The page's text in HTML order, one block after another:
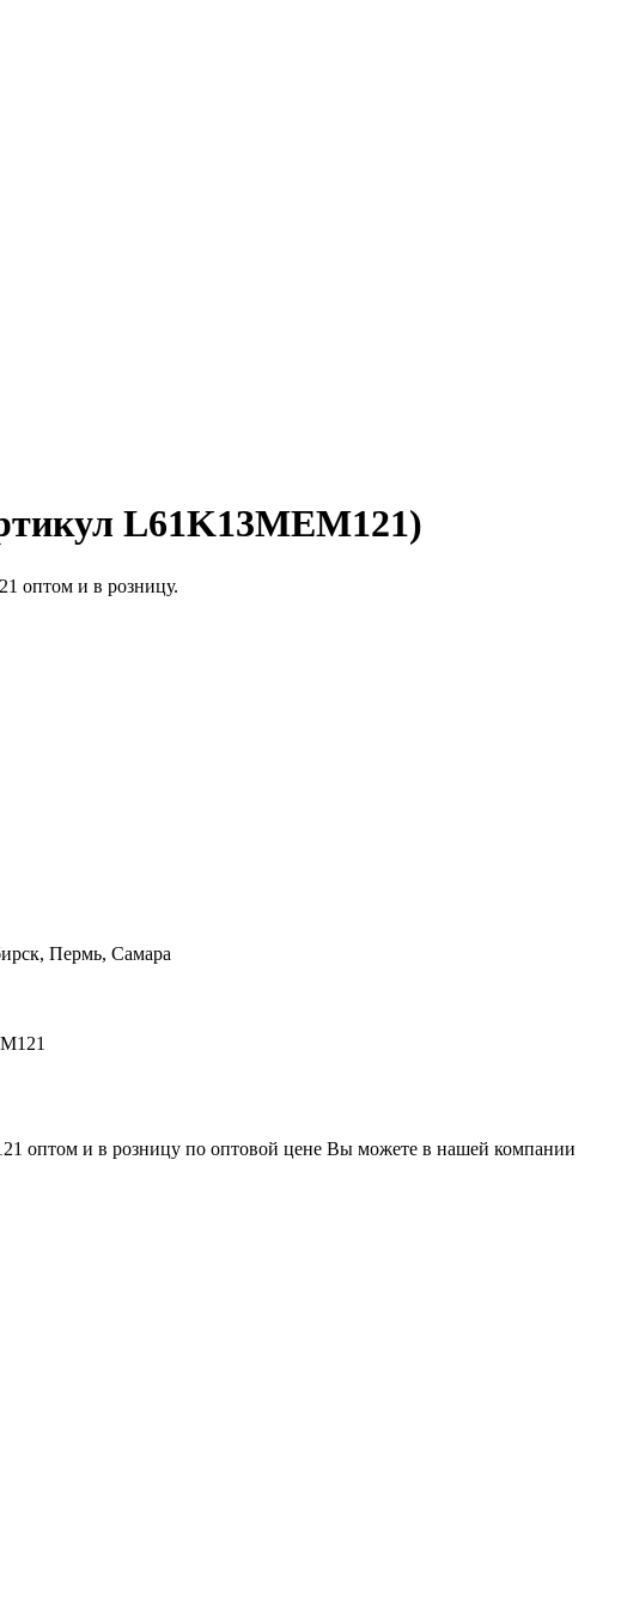
L61K13MEM121)
Пермь, Самара
оптом и в розницу по оптовой цене Вы можете в нашей компании